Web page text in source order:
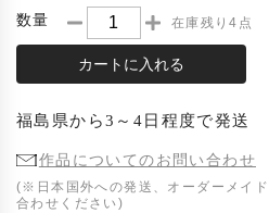
数量 在庫残り4点
カートに入れる
福島県から3～4日程度で発送
作品についてのお問い合わせ
(※日本国外への発送、オーダーメイ
合わせください)